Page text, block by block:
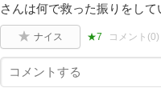
さんは何で救った振りをし
ナイス ★7 コメント(0)